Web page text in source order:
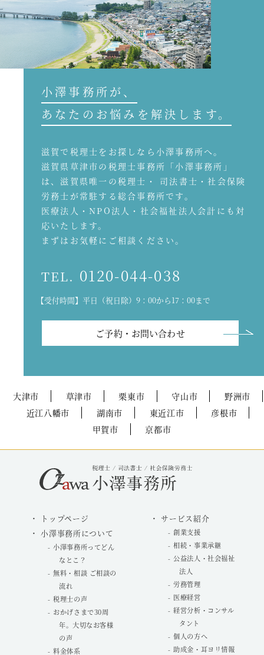
小澤事務所が、
あなたのお悩みを解決します。
滋賀で税理士をお探しなら小澤事務所へ。
滋賀県草津市の税理士事務所「小澤事務所」
は、滋賀県唯一の税理士・ 司法書士・社会保険
労務士が常駐する総合事務所です。
医療法人・NPO法人・社会福祉法人会計にも対
応いたします。
まずはお気軽にご相談ください。
TEL. 0120-044-038
【受付時間】平日（祝日除）9：00から17：00まで
ご予約・お問い合わせ
大津市 草津市 栗東市 守山市
野洲市
近江八幡市
湖南市 東近江市
彦根市
甲賀市
京都市
トップページ
小澤事務所について
小澤事務所ってどん
なとこ？
無料・相談 ご相談の
流れ
税理士の声
おかげさまで30周
年。大切なお客様
の声
料金体系
サービス紹介
創業支援
相続・事業承継
公益法人・社会福祉
法人
労務管理
医療経営
経営分析・コンサル
タント
個人の方へ
助成金・耳ヨリ情報